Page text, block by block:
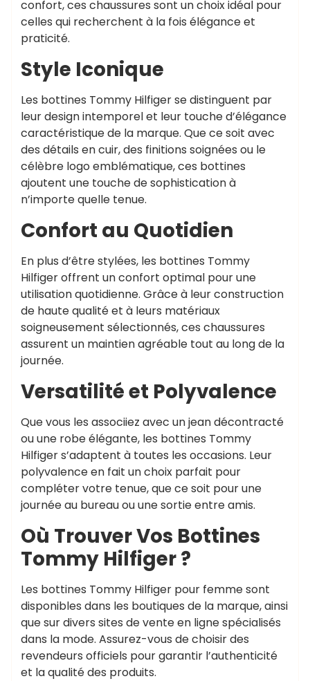
confort, ces chaussures sont un choix idéal pour
celles qui recherchent à la fois élégance et
praticité.
Style Iconique
Les bottines Tommy Hilfiger se distinguent par
leur design intemporel et leur touche d’élégance
caractéristique de la marque. Que ce soit avec
des détails en cuir, des finitions soignées ou le
célèbre logo emblématique, ces bottines
ajoutent une touche de sophistication à
n’importe quelle tenue.
Confort au Quotidien
En plus d’être stylées, les bottines Tommy
Hilfiger offrent un confort optimal pour une
utilisation quotidienne. Grâce à leur construction
de haute qualité et à leurs matériaux
soigneusement sélectionnés, ces chaussures
assurent un maintien agréable tout au long de la
journée.
Versatilité et Polyvalence
Que vous les associiez avec un jean décontracté
ou une robe élégante, les bottines Tommy
Hilfiger s’adaptent à toutes les occasions. Leur
polyvalence en fait un choix parfait pour
compléter votre tenue, que ce soit pour une
journée au bureau ou une sortie entre amis.
Où Trouver Vos Bottines
Tommy Hilfiger ?
Les bottines Tommy Hilfiger pour femme sont
disponibles dans les boutiques de la marque, ainsi
que sur divers sites de vente en ligne spécialisés
dans la mode. Assurez-vous de choisir des
revendeurs officiels pour garantir l’authenticité
et la qualité des produits.